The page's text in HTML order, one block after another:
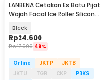
LANBENA Cetakan Es Batu Pijat
Wajah Facial Ice Roller Silicone
Black
Rp24.600
Rp47.900 49%
Online JKTP
JKTB
JKTU
TGR CKP
PBKS